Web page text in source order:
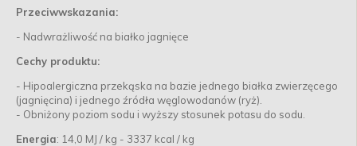
Przeciwwskazania:
- Nadwrażliwość na białko jagnięce
Cechy produktu:
- Hipoalergiczna przekąska na bazie jednego białka zwierzęcego
(jagnięcina) i jednego źródła węglowodanów (ryż).
- Obniżony poziom sodu i wyższy stosunek potasu do sodu.
Energia: 14,0 MJ / kg - 3337 kcal / kg